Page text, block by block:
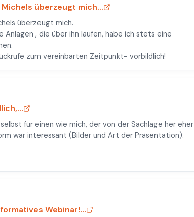
überzeugt mich...
überzeugt mich.
Anlagen , die über ihn laufen, habe ich stets eine
zum vereinbarten Zeitpunkt- vorbildlich!
für einen wie mich, der von der Sachlage her eher
war interessant (Bilder und Art der Präsentation).
Webinar!...